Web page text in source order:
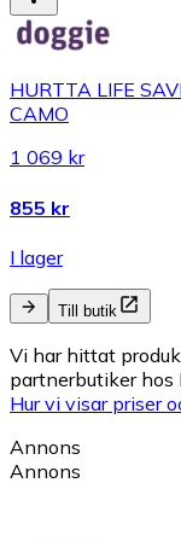
HURTTA LIFE
CAMO
1 069 kr
855 kr
I lager
Till butik
Vi har hittat
partnerbutiker hos
Hur vi visar priser
Annons
Annons